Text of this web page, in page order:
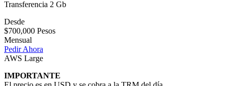
Transferencia 2 Gb
Desde
$700,000 Pesos
Mensual
Pedir Ahora
AWS Large
IMPORTANTE